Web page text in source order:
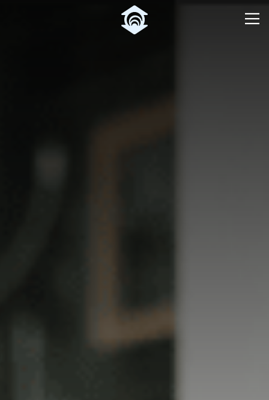
Pular para o Conteúdo principal